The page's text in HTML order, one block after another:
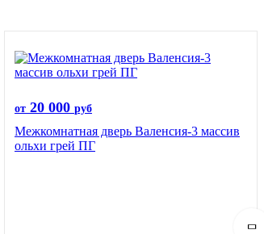
от 20 000 руб
Межкомнатная дверь Валенсия-3 массив
ольхи грей ПГ